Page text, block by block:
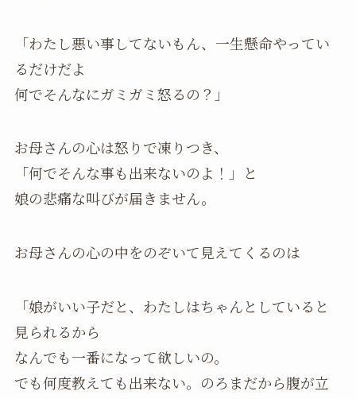
「わたし悪い事してないもん、一生懸命やってい
るだけだよ
何でそんなにガミガミ怒るの？」
お母さんの心は怒りで凍りつき、
「何でそんな事も出来ないのよ！」と
娘の悲痛な叫びが届きません。
お母さんの心の中をのぞいて見えてくるのは
「娘がいい子だと、わたしはちゃんとしていると
見られるから
なんでも一番になって欲しいの。
でも何度教えても出来ない。のろまだから腹が立